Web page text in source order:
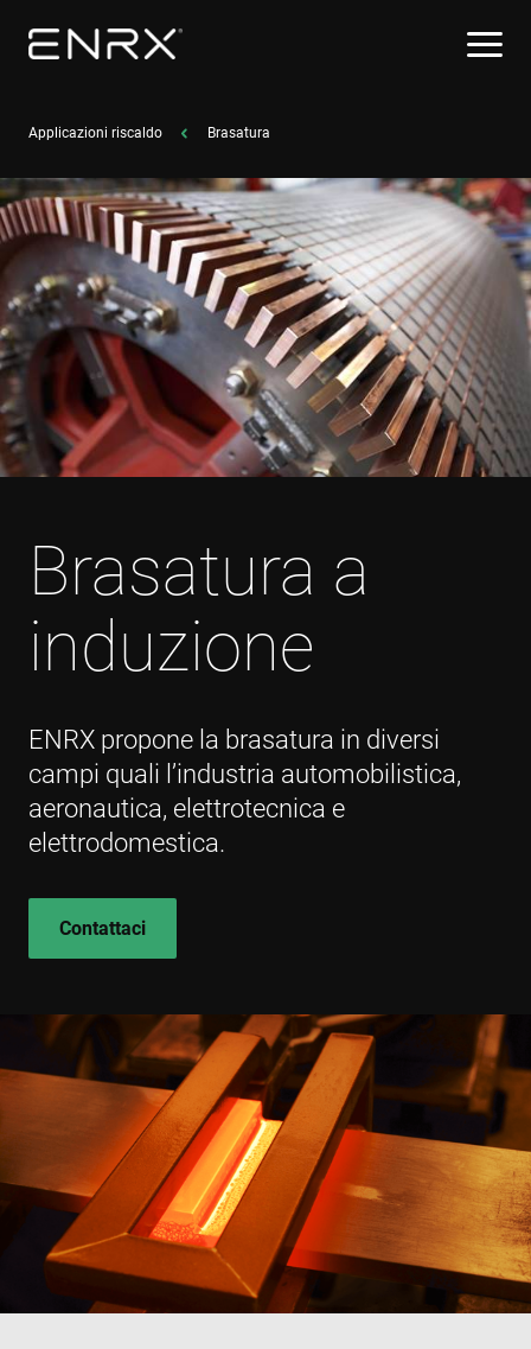
Applicazioni riscaldo Brasatura
Brasatura a
induzione
ENRX propone la brasatura in diversi
campi quali l’industria automobilistica,
aeronautica, elettrotecnica e
elettrodomestica.
Contattaci